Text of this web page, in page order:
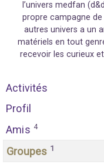
l’univers medfan
propre campagne
autres univers a un
matériels en tout
recevoir les curieux
Activités
Profil
Amis 4
Groupes 1